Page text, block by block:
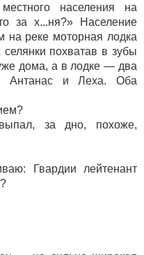
населения на
за х...ня?» Население
на реке моторная лодка
селянки похватав в зубы
дома, а в лодке — два
Антанас и Леха. Оба
за дно, похоже,
Гвардии лейтенант